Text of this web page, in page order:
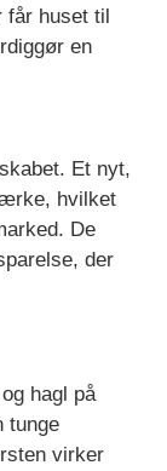
huset til
en
Et nyt,
hvilket
De
der
hagl på
tunge
virker